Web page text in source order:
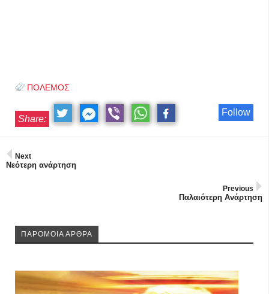
ΠΟΛΕΜΟΣ
Follow
Share:
Next
Νεότερη ανάρτηση
Previous
Παλαιότερη Ανάρτηση
ΠΑΡΟΜΟΙΑ ΑΡΘΡΑ